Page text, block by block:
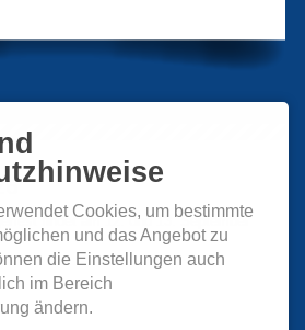
findet am 12. und 13. September
Cookies, um bestimmte
und das Angebot zu
die Einstellungen auch
im Bereich
ändern.